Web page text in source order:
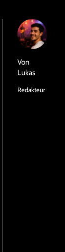
Von
Lukas
Redakteur